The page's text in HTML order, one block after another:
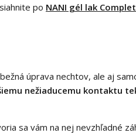
po NANI gél lak
úprava nechtov, ale aj
nežiaducemu kontaktu
sa vám na nej nevzhľadné